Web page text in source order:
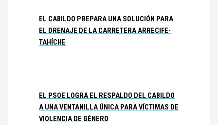
EL CABILDO PREPARA UNA SOLUCIÓN PARA
EL DRENAJE DE LA CARRETERA ARRECIFE-
TAHÍCHE
EL PSOE LOGRA EL RESPALDO DEL CABILDO
A UNA VENTANILLA ÚNICA PARA VÍCTIMAS DE
VIOLENCIA DE GÉNERO